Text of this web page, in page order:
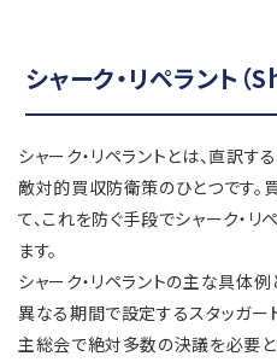
シャーク・リペラント
シャーク・リペラントとは、直訳す
敵対的買収防衛策のひとつです
て、これを防ぐ手段でシャーク・リ
ます。
シャーク・リペラントの主な具体
異なる期間で設定するスタッガー
主総会で絶対多数の決議を必要と